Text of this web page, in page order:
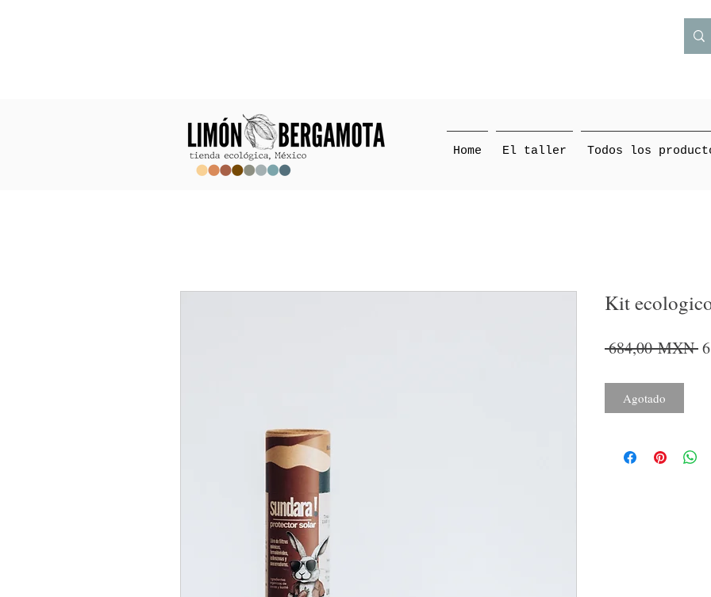
Home El taller Todos los
Kit
684,00 MXN
Agotado